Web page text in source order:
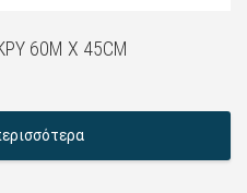
60M X 45CM